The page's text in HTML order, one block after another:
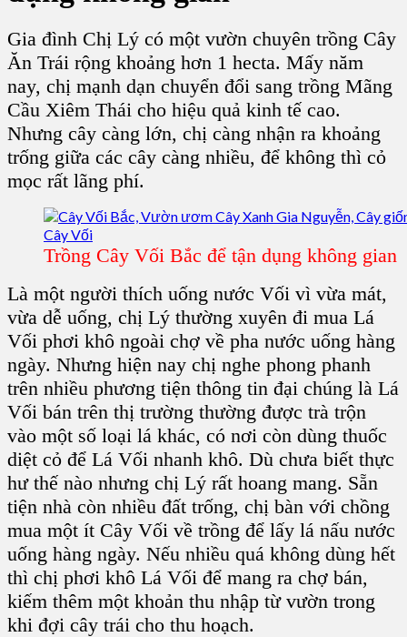
Gia đình Chị Lý có một vườn chuyên trồng Cây
Ăn Trái rộng khoảng hơn 1 hecta. Mấy năm
nay, chị mạnh dạn chuyển đổi sang trồng Mãng
Cầu Xiêm Thái cho hiệu quả kinh tế cao.
Nhưng cây càng lớn, chị càng nhận ra khoảng
trống giữa các cây càng nhiều, để không thì cỏ
mọc rất lãng phí.
Trồng Cây Vối Bắc để tận dụng không gian
Là một người thích uống nước Vối vì vừa mát,
vừa dễ uống, chị Lý thường xuyên đi mua Lá
Vối phơi khô ngoài chợ về pha nước uống hàng
ngày. Nhưng hiện nay chị nghe phong phanh
trên nhiều phương tiện thông tin đại chúng là Lá
Vối bán trên thị trường thường được trà trộn
vào một số loại lá khác, có nơi còn dùng thuốc
diệt cỏ để Lá Vối nhanh khô. Dù chưa biết thực
hư thế nào nhưng chị Lý rất hoang mang. Sẵn
tiện nhà còn nhiều đất trống, chị bàn với chồng
mua một ít Cây Vối về trồng để lấy lá nấu nước
uống hàng ngày. Nếu nhiều quá không dùng hết
thì chị phơi khô Lá Vối để mang ra chợ bán,
kiếm thêm một khoản thu nhập từ vườn trong
khi đợi cây trái cho thu hoạch.